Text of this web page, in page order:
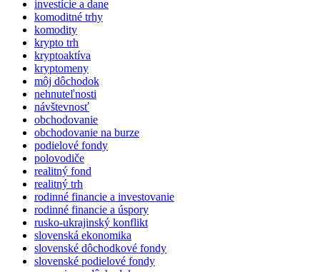
investície a dane
komoditné trhy
komodity
krypto trh
kryptoaktíva
kryptomeny
môj dôchodok
nehnuteľnosti
návštevnosť
obchodovanie
obchodovanie na burze
podielové fondy
polovodiče
realitný fond
realitný trh
rodinné financie a investovanie
rodinné financie a úspory
rusko-ukrajinský konflikt
slovenská ekonomika
slovenské dôchodkové fondy
slovenské podielové fondy